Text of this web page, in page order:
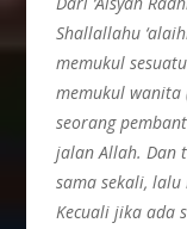
Shallallahu
memukul
memukul
seorang
jalan Allah. Dan
sama sekali,
Kecuali jika ada